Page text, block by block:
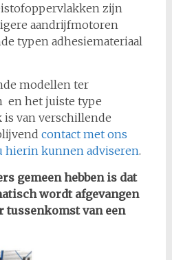
zijn
aandrijfmotoren
typen adhesiemateriaal
modellen ter
en het juiste type
van verschillende
contact met ons
hierin kunnen adviseren.
gemeen hebben is dat
wordt afgevangen
tussenkomst van een